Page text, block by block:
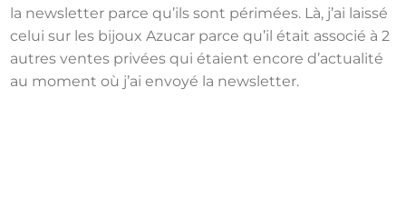
la newsletter parce qu’ils sont périmées. Là, j’ai laissé
celui sur les bijoux Azucar parce qu’il était associé à 2
autres ventes privées qui étaient encore d’actualité
au moment où j’ai envoyé la newsletter.